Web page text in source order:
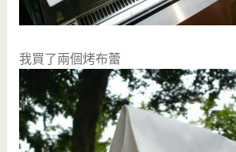
我買了兩個烤布蕾